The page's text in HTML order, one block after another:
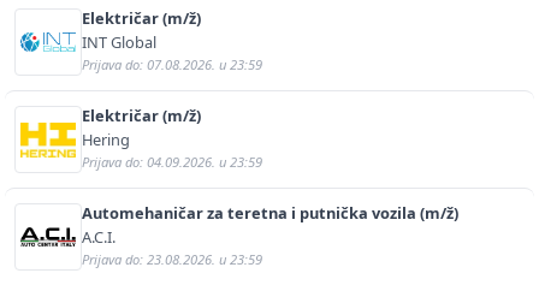
Električar (m/ž)
INT Global
Prijava do: 07.08.2026. u 23:59
Električar (m/ž)
Hering
Prijava do: 04.09.2026. u 23:59
Automehaničar za teretna i putnička vozila (m/ž)
A.C.I.
Prijava do: 23.08.2026. u 23:59